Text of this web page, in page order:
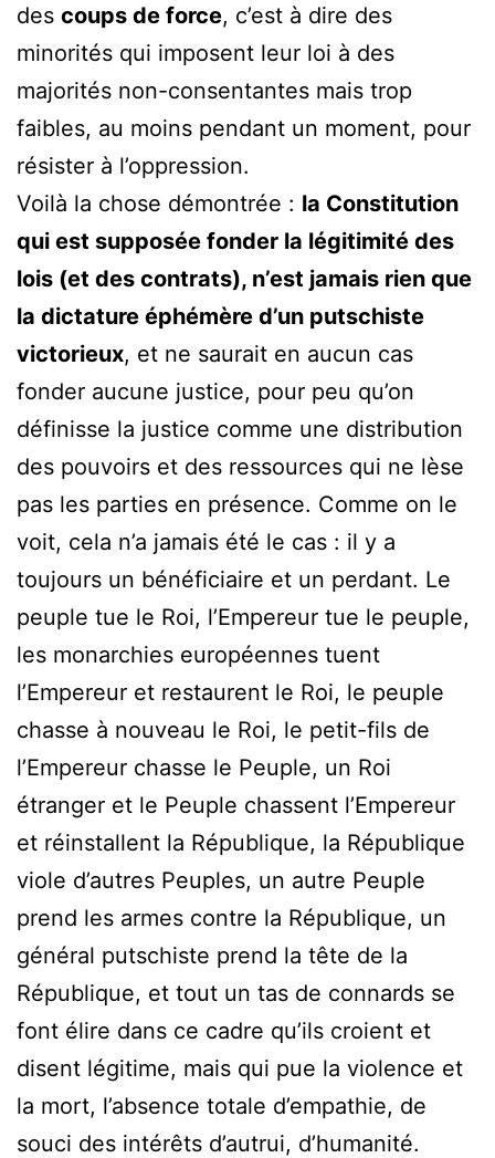
des coups de force, c’est à dire des
minorités qui imposent leur loi à des
majorités non-consentantes mais trop
faibles, au moins pendant un moment, pour
résister à l’oppression.
Voilà la chose démontrée : la Constitution
qui est supposée fonder la légitimité des
lois (et des contrats), n’est jamais rien que
la dictature éphémère d’un putschiste
victorieux, et ne saurait en aucun cas
fonder aucune justice, pour peu qu’on
définisse la justice comme une distribution
des pouvoirs et des ressources qui ne lèse
pas les parties en présence. Comme on le
voit, cela n’a jamais été le cas : il y a
toujours un bénéficiaire et un perdant. Le
peuple tue le Roi, l’Empereur tue le peuple,
les monarchies européennes tuent
l’Empereur et restaurent le Roi, le peuple
chasse à nouveau le Roi, le petit-fils de
l’Empereur chasse le Peuple, un Roi
étranger et le Peuple chassent l’Empereur
et réinstallent la République, la République
viole d’autres Peuples, un autre Peuple
prend les armes contre la République, un
général putschiste prend la tête de la
République, et tout un tas de connards se
font élire dans ce cadre qu’ils croient et
disent légitime, mais qui pue la violence et
la mort, l’absence totale d’empathie, de
souci des intérêts d’autrui, d’humanité.